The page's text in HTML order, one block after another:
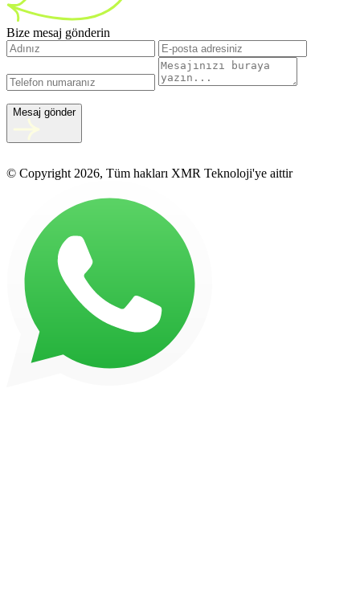
Bize mesaj gönderin
Mesaj gönder
© Copyright 2026, Tüm hakları XMR Teknoloji'ye aittir